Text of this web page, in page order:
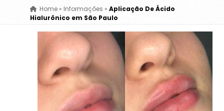
Home» Informações » Aplicação De Ácido
Hialurônico em São Paulo